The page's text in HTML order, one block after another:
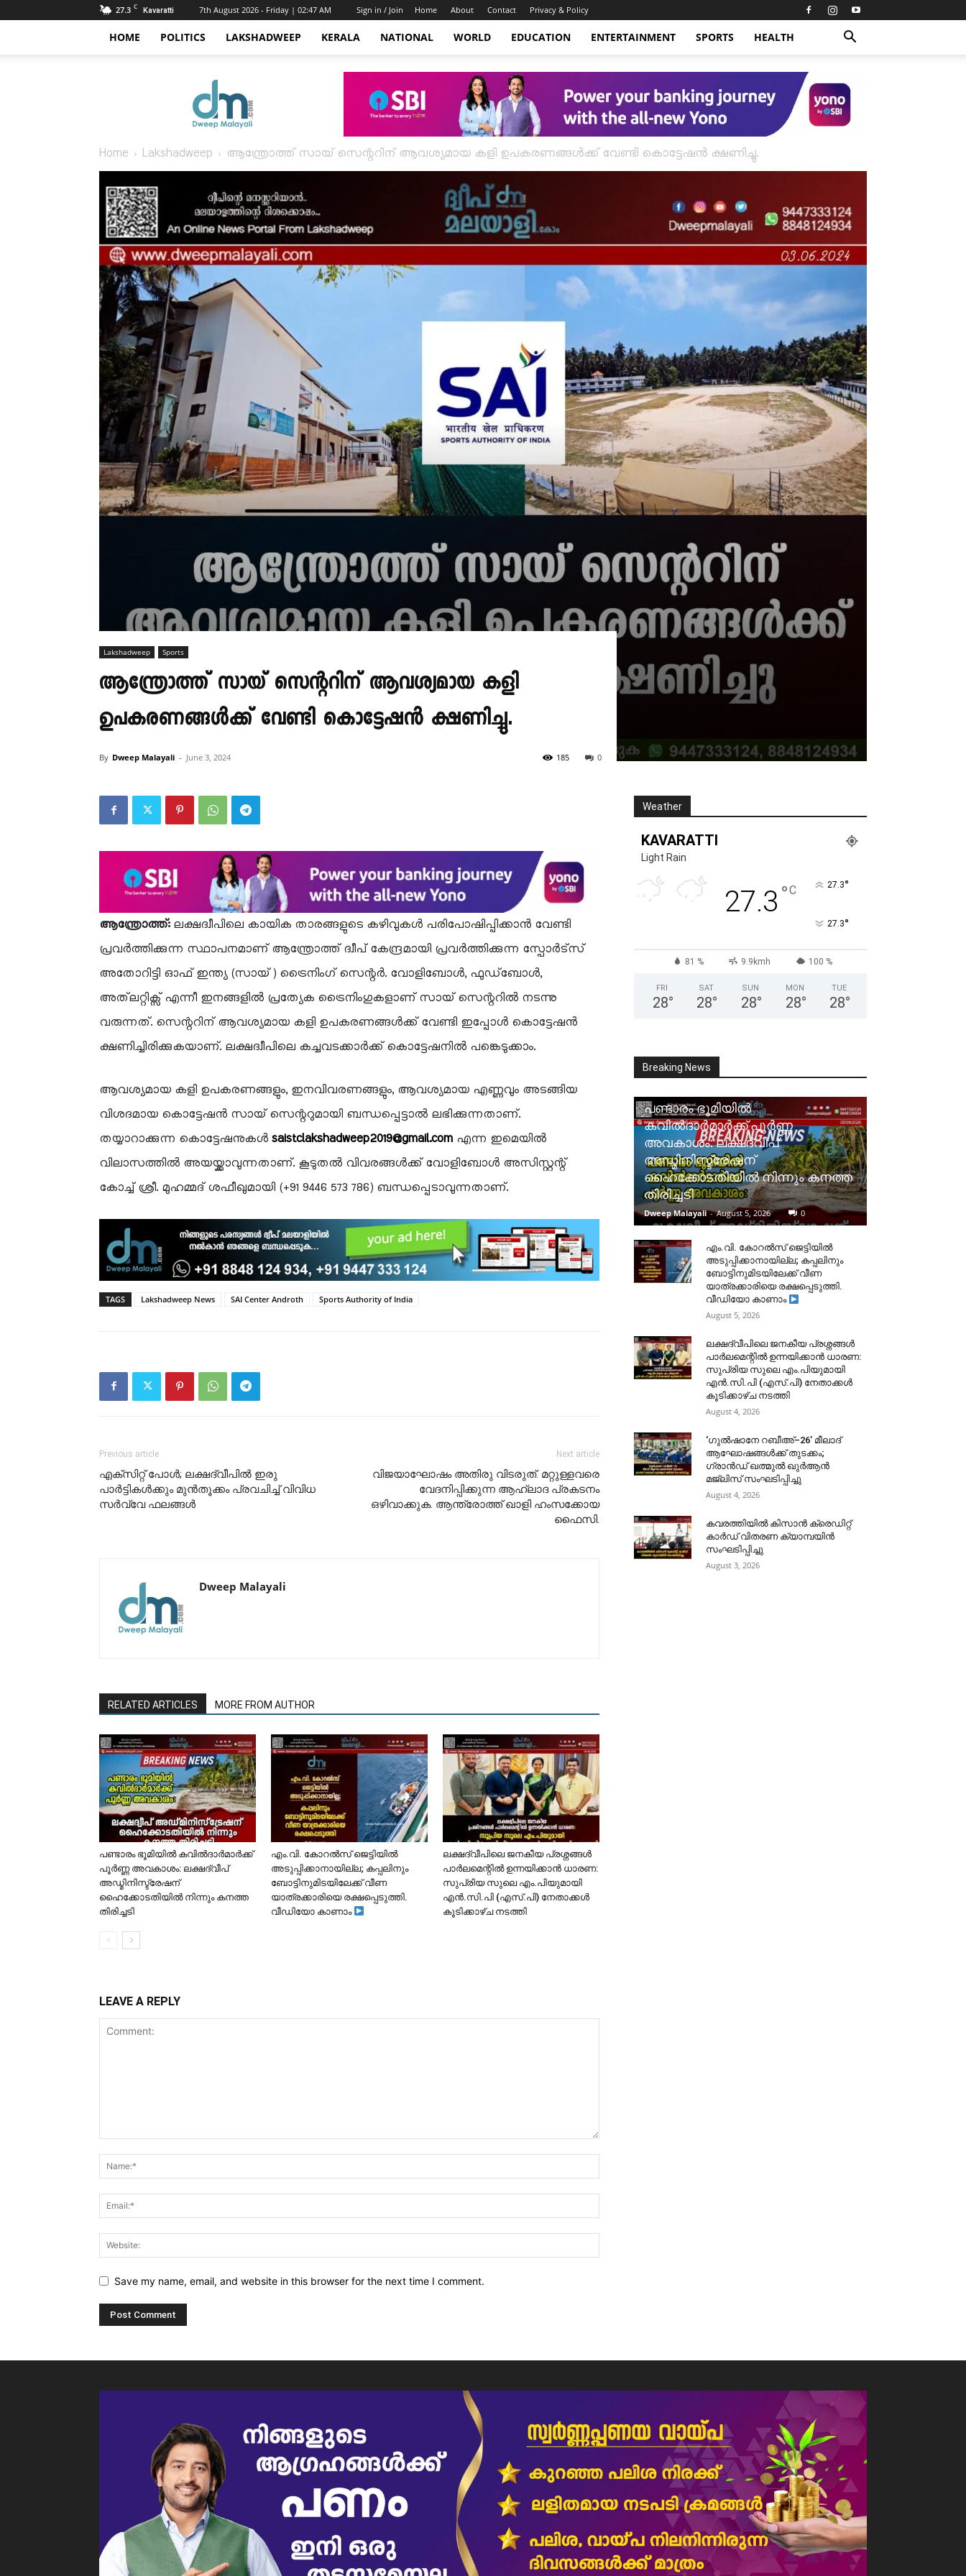
27.3 C Kavaratti 7th August 2026 - Friday | 02:47 AM Sign in / Join Home About Contact Privacy & Policy
HOME POLITICS LAKSHADWEEP KERALA NATIONAL WORLD EDUCATION ENTERTAINMENT SPORTS HEALTH
Home Lakshadweep ആന്ത്രോത്ത് സായ് സെന്ററിന് ആവശ്യമായ കളി ഉപകരണങ്ങൾക്ക് വേണ്ടി കൊട്ടേഷൻ ക്ഷണിച്ചു.
Lakshadweep Sports
ആന്ത്രോത്ത് സായ് സെന്ററിന് ആവശ്യമായ കളി
ഉപകരണങ്ങൾക്ക് വേണ്ടി കൊട്ടേഷൻ ക്ഷണിച്ചു.
By Dweep Malayali - June 3, 2024 0
185
ആന്ത്രോത്ത്:ലക്ഷദ്വീപിലെ കായിക താരങ്ങളുടെ കഴിവുകൾ പരിപോഷിപ്പിക്കാൻ വേണ്ടി
പ്രവർത്തിക്കുന്ന സ്ഥാപനമാണ് ആന്ത്രോത്ത് ദ്വീപ് കേന്ദ്രമായി പ്രവർത്തിക്കുന്ന സ്പോർട്സ്
അതോറിട്ടി ഓഫ് ഇന്ത്യ (സായ്) ട്രൈനിംഗ് സെന്റർ. വോളിബോൾ, ഫുഡ്ബോൾ,
അത്‌ലറ്റിക്സ് എന്നീ ഇനങ്ങളിൽ പ്രത്യേക ട്രൈനിംഗുകളാണ് സായ് സെന്ററിൽ നടന്നു
വരുന്നത്. സെന്ററിന് ആവശ്യമായ കളി ഉപകരണങ്ങൾക്ക് വേണ്ടി ഇപ്പോൾ കൊട്ടേഷൻ
ക്ഷണിച്ചിരിക്കുകയാണ്. ലക്ഷദ്വീപിലെ കച്ചവടക്കാർക്ക് കൊട്ടേഷനിൽ പങ്കെടുക്കാം.
ആവശ്യമായ കളി ഉപകരണങ്ങളും, ഇനവിവരണങ്ങളും, ആവശ്യമായ എണ്ണവും അടങ്ങിയ
വിശദമായ കൊട്ടേഷൻ സായ് സെന്ററുമായി ബന്ധപ്പെട്ടാൽ ലഭിക്കുന്നതാണ്.
തയ്യാറാക്കുന്ന കൊട്ടേഷനുകൾ saistclakshadweep2019@gmail.com എന്ന ഇമെയിൽ
വിലാസത്തിൽ അയയ്ക്കാവുന്നതാണ്. കൂടുതൽ വിവരങ്ങൾക്ക് വോളിബോൾ അസിസ്റ്റന്റ്
കോച്ച് ശ്രീ. മുഹമ്മദ് ശഫീഖുമായി (+91 9446 573 786) ബന്ധപ്പെടാവുന്നതാണ്.
TAGS Lakshadweep News SAI Center Androth Sports Authority of India
Previous article
എക്സിറ്റ് പോൾ; ലക്ഷദ്വീപിൽ ഇരു
പാർട്ടികൾക്കും മുൻതൂക്കം പ്രവചിച്ച് വിവിധ
സർവ്വേ ഫലങ്ങൾ
Next article
വിജയാഘോഷം അതിരു വിടരുത്. മറ്റുള്ളവരെ
വേദനിപ്പിക്കുന്ന ആഹ്ലാദ പ്രകടനം
ഒഴിവാക്കുക. ആന്ത്രോത്ത് ഖാളി ഹംസക്കോയ
ഫൈസി.
Dweep Malayali
RELATED ARTICLES MORE FROM AUTHOR
പണ്ടാരം ഭൂമിയിൽ കവിൽദാർമാർക്ക്
പൂർണ്ണ അവകാശം: ലക്ഷദ്വീപ്
അഡ്മിനിസ്ട്രേഷന്
ഹൈക്കോടതിയിൽ നിന്നും കനത്ത
തിരിച്ചടി
​എം.വി. കോറൽസ് ജെട്ടിയിൽ
അടുപ്പിക്കാനായില്ല; കപ്പലിനും
ബോട്ടിനുമിടയിലേക്ക് വീണ
യാത്രക്കാരിയെ രക്ഷപ്പെടുത്തി.
വീഡിയോ കാണാം
ലക്ഷദ്വീപിലെ ജനകീയ പ്രശ്നങ്ങൾ
പാർലമെന്റിൽ ഉന്നയിക്കാൻ ധാരണ:
സുപ്രിയ സുലെ എം.പിയുമായി
എൻ.സി.പി (എസ്.പി) നേതാക്കൾ
കൂടിക്കാഴ്ച നടത്തി
LEAVE A REPLY
Save my name, email, and website in this browser for the next time I comment.
Weather
KAVARATTI
Light Rain
27.3 °C 27.3°
27.3°
81 % 9.9kmh 100 %
FRI
28°
SAT
28°
SUN
28°
MON
28°
TUE
28°
Breaking News
പണ്ടാരം ഭൂമിയിൽ
കവിൽദാർമാർക്ക് പൂർണ്ണ
അവകാശം: ലക്ഷദ്വീപ്
അഡ്മിനിസ്ട്രേഷന്
ഹൈക്കോടതിയിൽ നിന്നും കനത്ത
തിരിച്ചടി
Dweep Malayali - August 5, 2026 0
​എം.വി. കോറൽസ് ജെട്ടിയിൽ
അടുപ്പിക്കാനായില്ല; കപ്പലിനും
ബോട്ടിനുമിടയിലേക്ക് വീണ
യാത്രക്കാരിയെ രക്ഷപ്പെടുത്തി.
വീഡിയോ കാണാം
August 5, 2026
ലക്ഷദ്വീപിലെ ജനകീയ പ്രശ്നങ്ങൾ
പാർലമെന്റിൽ ഉന്നയിക്കാൻ ധാരണ:
സുപ്രിയ സുലെ എം.പിയുമായി
എൻ.സി.പി (എസ്.പി) നേതാക്കൾ
കൂടിക്കാഴ്ച നടത്തി
August 4, 2026
‘ഗുൽഷാനേ റബീഅ്–26’ മീലാദ്
ആഘോഷങ്ങൾക്ക് തുടക്കം;
ഗ്രാൻഡ് ഖത്മുൽ ഖുർആൻ
മജ്‌ലിസ് സംഘടിപ്പിച്ചു
August 4, 2026
കവരത്തിയിൽ കിസാൻ ക്രെഡിറ്റ്
കാർഡ് വിതരണ ക്യാമ്പയിൻ
സംഘടിപ്പിച്ചു
August 3, 2026